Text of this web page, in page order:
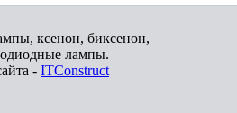
ксенон, биксенон,
лампы.
- ITConstruct